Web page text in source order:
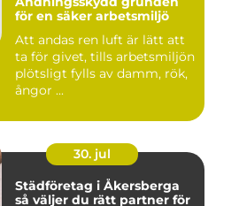
för en säker arbetsmiljö
Att andas ren luft är lätt att
ta för givet, tills arbetsmiljön
plötsligt fylls av damm, rök,
ångor ...
30. jul
Städföretag i Åkersberga
så väljer du rätt partner för